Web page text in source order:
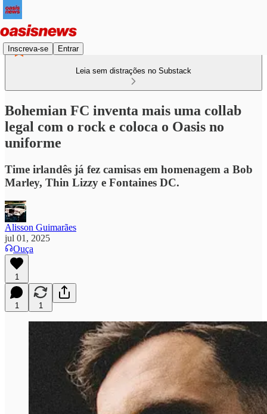
Inscreva-se Entrar
Leia sem distrações no Substack
Bohemian FC inventa mais uma collab
legal com o rock e coloca o Oasis no
uniforme
Time irlandês já fez camisas em homenagem a Bob
Marley, Thin Lizzy e Fontaines DC.
Alisson Guimarães
jul 01, 2025
Ouça
1
1 1